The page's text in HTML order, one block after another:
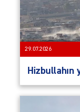
29.07.2026
Hizbullahın